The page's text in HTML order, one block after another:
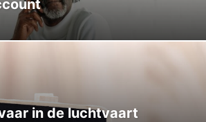
in de luchtvaart